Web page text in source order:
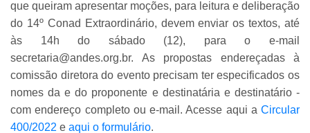
que queiram apresentar moções, para leitura e deliberação
do 14º Conad Extraordinário, devem enviar os textos, até
às 14h do sábado (12), para o e-mail
secretaria@andes.org.br. As propostas endereçadas à
comissão diretora do evento precisam ter especificados os
nomes da e do proponente e destinatária e destinatário -
com endereço completo ou e-mail. Acesse aqui a Circular
400/2022 e aqui o formulário.